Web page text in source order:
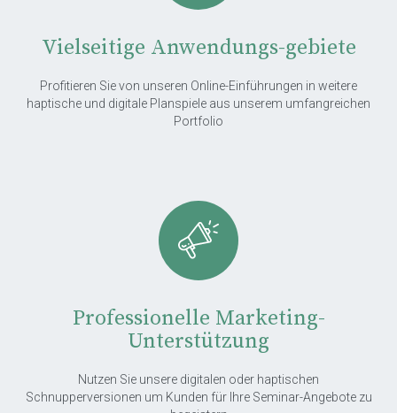
Vielseitige Anwendungs-gebiete
Profitieren Sie von unseren Online-Einführungen in weitere
haptische und digitale Planspiele aus unserem umfangreichen
Portfolio
Professionelle Marketing-
Unterstützung
Nutzen Sie unsere digitalen oder haptischen
Schnupperversionen um Kunden für Ihre Seminar-Angebote zu